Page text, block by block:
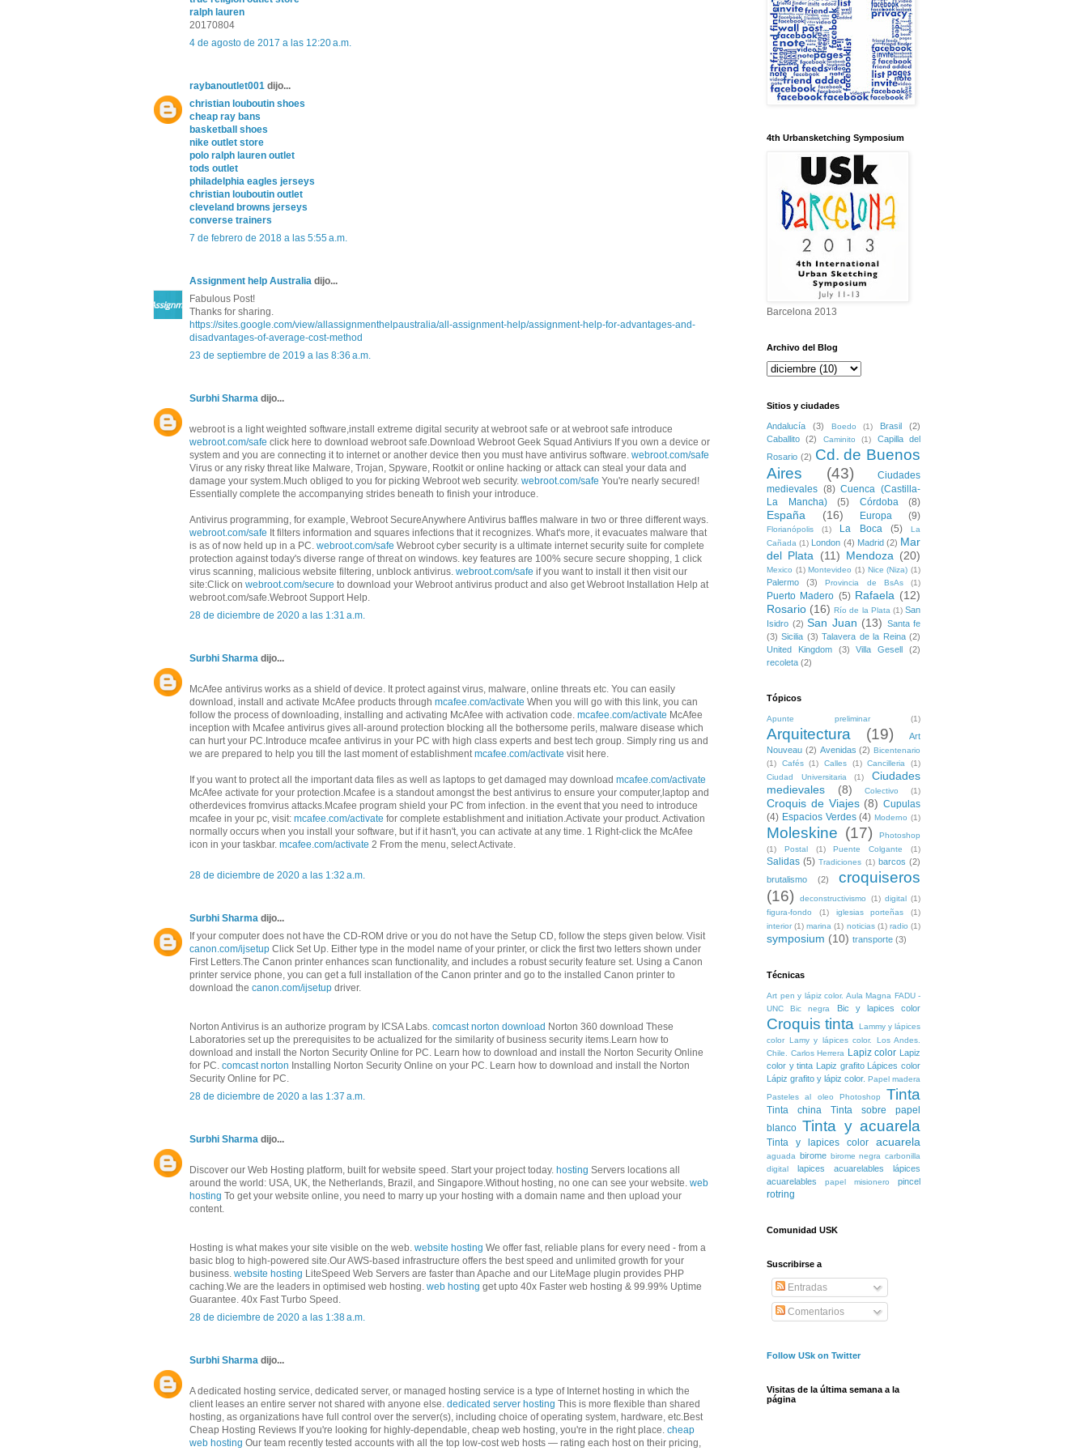
ralph lauren
20170804
4 de agosto de 2017 a las 12:20 a.m.
raybanoutlet001 dijo...
christian louboutin shoes
cheap ray bans
basketball shoes
nike outlet store
polo ralph lauren outlet
tods outlet
philadelphia eagles jerseys
christian louboutin outlet
cleveland browns jerseys
converse trainers
7 de febrero de 2018 a las 5:55 a.m.
Assignment help Australia dijo...
Fabulous Post!
Thanks for sharing.
https://sites.google.com/view/allassignmenthelpaustralia/all-assignment-help/assignment-help-for-advantages-and-
disadvantages-of-average-cost-method
23 de septiembre de 2019 a las 8:36 a.m.
Surbhi Sharma dijo...
webroot is a light weighted software,install extreme digital security at webroot safe or at webroot safe introduce
webroot.com/safe click here to download webroot safe.Download Webroot Geek Squad Antiviurs If you own a device or
system and you are connecting it to internet or another device then you must have antivirus software. webroot.com/safe
Virus or any risky threat like Malware, Trojan, Spyware, Rootkit or online hacking or attack can steal your data and
damage your system.Much obliged to you for picking Webroot web security. webroot.com/safe You're nearly secured!
Essentially complete the accompanying strides beneath to finish your introduce.
Antivirus programming, for example, Webroot SecureAnywhere Antivirus baffles malware in two or three different ways.
webroot.com/safe It filters information and squares infections that it recognizes. What's more, it evacuates malware that
is as of now held up in a PC. webroot.com/safe Webroot cyber security is a ultimate internet security suite for complete
protection against today's diverse range of threat on windows. key features are 100% secure secure shopping, 1 click
virus scanning, malicious website filtering, unblock antivirus. webroot.com/safe if you want to install it then visit our
site:Click on webroot.com/secure to download your Webroot antivirus product and also get Webroot Installation Help at
webroot.com/safe.Webroot Support Help.
28 de diciembre de 2020 a las 1:31 a.m.
Surbhi Sharma dijo...
McAfee antivirus works as a shield of device. It protect against virus, malware, online threats etc. You can easily
download, install and activate McAfee products through mcafee.com/activate When you will go with this link, you can
follow the process of downloading, installing and activating McAfee with activation code. mcafee.com/activate McAfee
inception with Mcafee antivirus gives all-around protection blocking all the bothersome perils, malware disease which
can hurt your PC.Introduce mcafee antivirus in your PC with high class experts and best tech group. Simply ring us and
we are prepared to help you till the last moment of establishmentmcafee.com/activate visit here.
If you want to protect all the important data files as well as laptops to get damaged may download mcafee.com/activate
McAfee activate for your protection.Mcafee is a standout amongst the best antivirus to ensure your computer,laptop and
otherdevices fromvirus attacks.Mcafee program shield your PC from infection. in the event that you need to introduce
mcafee in your pc, visit: mcafee.com/activate for complete establishment and initiation.Activate your product. Activation
normally occurs when you install your software, but if it hasn't, you can activate at any time. 1 Right-click the McAfee
icon in your taskbar. mcafee.com/activate 2 From the menu, select Activate.
28 de diciembre de 2020 a las 1:32 a.m.
Surbhi Sharma dijo...
If your computer does not have the CD-ROM drive or you do not have the Setup CD, follow the steps given below. Visit
canon.com/ijsetup Click Set Up. Either type in the model name of your printer, or click the first two letters shown under
First Letters.The Canon printer enhances scan functionality, and includes a robust security feature set. Using a Canon
printer service phone, you can get a full installation of the Canon printer and go to the installed Canon printer to
download the canon.com/ijsetup driver.
Norton Antivirus is an authorize program by ICSA Labs. comcast norton download Norton 360 download These
Laboratories set up the prerequisites to be actualized for the similarity of business security items.Learn how to
download and install the Norton Security Online for PC. Learn how to download and install the Norton Security Online
for PC. comcast norton Installing Norton Security Online on your PC. Learn how to download and install the Norton
Security Online for PC.
28 de diciembre de 2020 a las 1:37 a.m.
Surbhi Sharma dijo...
Discover our Web Hosting platform, built for website speed. Start your project today. hosting Servers locations all
around the world: USA, UK, the Netherlands, Brazil, and Singapore.Without hosting, no one can see your website. web
hosting To get your website online, you need to marry up your hosting with a domain name and then upload your
content.
Hosting is what makes your site visible on the web. website hosting We offer fast, reliable plans for every need - from a
basic blog to high-powered site.Our AWS-based infrastructure offers the best speed and unlimited growth for your
business. website hosting LiteSpeed Web Servers are faster than Apache and our LiteMage plugin provides PHP
caching.We are the leaders in optimised web hosting. web hosting get upto 40x Faster web hosting & 99.99% Uptime
Guarantee. 40x Fast Turbo Speed.
28 de diciembre de 2020 a las 1:38 a.m.
Surbhi Sharma dijo...
A dedicated hosting service, dedicated server, or managed hosting service is a type of Internet hosting in which the
client leases an entire server not shared with anyone else. dedicated server hosting This is more flexible than shared
hosting, as organizations have full control over the server(s), including choice of operating system, hardware, etc.Best
Cheap Hosting Reviews If you're looking for highly-dependable, cheap web hosting, you're in the right place. cheap
web hosting Our team recently tested accounts with all the top low-cost web hosts — rating each host on their pricing,
4th Urbansketching Symposium
Barcelona 2013
Archivo del Blog
Sitios y ciudades
Andalucía (3) Boedo (1) Brasil
(2)
Caballito
(2) Caminito (1)
Capilla del
Rosario (2) Cd. de Buenos
Aires
(43)
Ciudades
medievales (8) Cuenca (Castilla-
La Mancha)
(5) Córdoba (8)
España (16) Europa (9)
Florianópolis (1) La Boca (5)
La
Cañada (1) London (4) Madrid (2) Mar
del Plata (11) Mendoza (20)
Mexico (1) Montevideo (1) Nice (Niza) (1)
Palermo (3) Provincia de BsAs (1)
Puerto Madero (5) Rafaela (12)
Rosario (16) Río de la Plata (1) San
Isidro (2) San Juan (13) Santa fe
(3) Sicilia (3) Talavera de la Reina (2)
United Kingdom
(3) Villa Gesell
(2)
recoleta (2)
Tópicos
Apunte preliminar (1)
Arquitectura (19)
Art
Nouveau (2) Avenidas (2) Bicentenario
(1)
Cafés (1) Calles (1) Cancilleria
(1)
Ciudad Universitaria
(1)
Ciudades
medievales
(8) Colectivo (1)
Croquis de Viajes (8) Cupulas
(4) Espacios Verdes (4) Moderno (1)
Moleskine (17)
Photoshop
(1)
Postal (1) Puente Colgante (1)
Salidas (5) Tradiciones (1) barcos (2)
brutalismo
(2)
croquiseros
(16)
deconstructivismo (1) digital
(1)
figura-fondo
(1) iglesias porteñas
(1)
interior (1) marina (1) noticias (1) radio (1)
symposium (10) transporte (3)
Técnicas
Art pen y lápiz color. Aula Magna FADU -
UNC
Bic negra Bic y lapices color
Croquis tinta
Lammy y lápices
color
Lamy y lápices color. Los Andes.
Chile. Carlos Herrera Lapiz color
Lapiz
color y tinta
Lapiz grafito
Lápices color
Lápiz grafito y lápiz color. Papel madera
Pasteles al oleo
Photoshop Tinta
Tinta china
Tinta sobre papel
blanco Tinta y acuarela
Tinta y lapices color acuarela
aguada birome birome negra carbonilla
digital
lapices acuarelables
lápices
acuarelables
papel misionero pincel
rotring
Comunidad USK
Suscribirse a
Entradas
Comentarios
Follow USk on Twitter
Visitas de la última semana a la
página